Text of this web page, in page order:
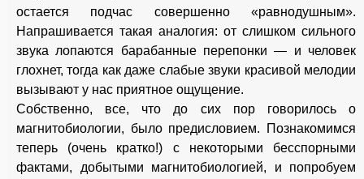
остается подчас совершенно «равнодушным».
Напрашивается такая аналогия: от слишком сильного
звука лопаются барабанные перепонки — и человек
глохнет, тогда как даже слабые звуки красивой мелодии
вызывают у нас приятное ощущение.
Собственно, все, что до сих пор говорилось о
магнитобиологии, было предисловием. Познакомимся
теперь (очень кратко!) с некоторыми бесспорными
фактами, добытыми магнитобиологией, и попробуем